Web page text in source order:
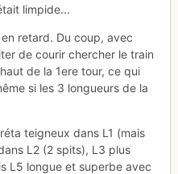
limpide...
retard. Du coup, avec
de courir chercher le train
de la 1ere tour, ce qui
si les 3 longueurs de la
teigneux dans L1 (mais
L2 (2 spits), L3 plus
L5 longue et superbe avec